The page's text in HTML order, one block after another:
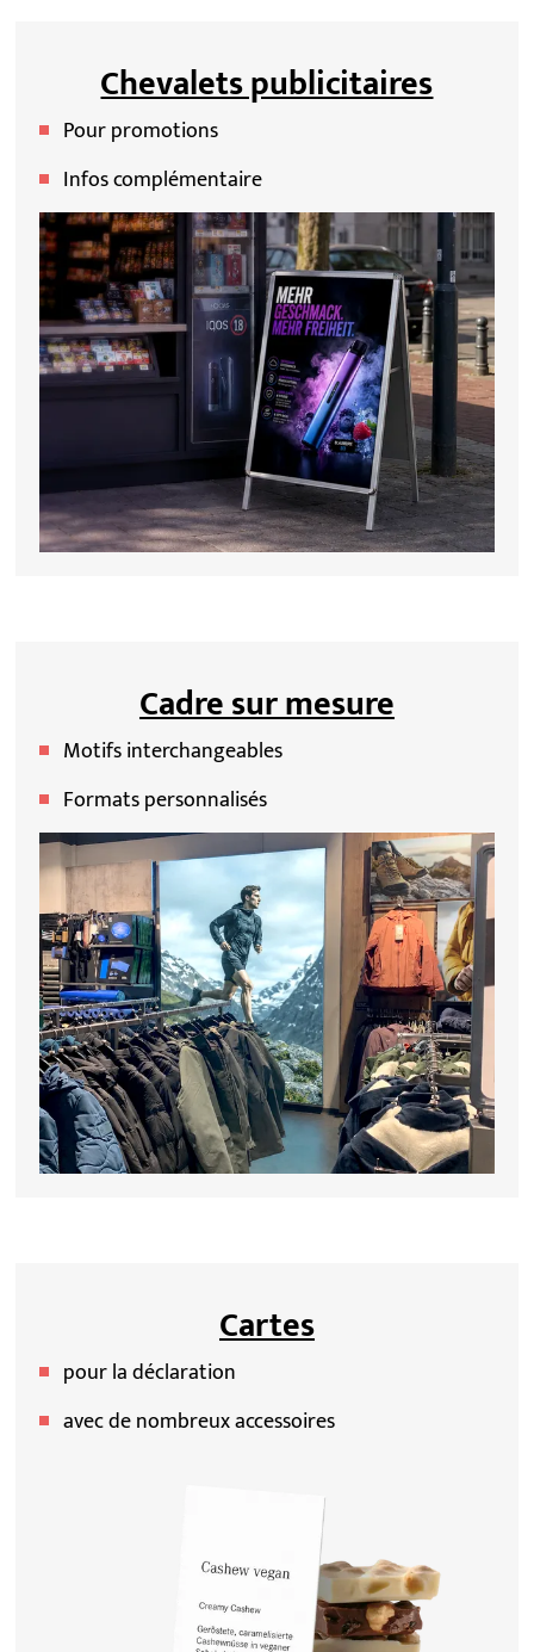
Chevalets publicitaires
Pour promotions
Infos complémentaire
Cadre sur mesure
Motifs interchangeables
Formats personnalisés
Cartes
pour la déclaration
avec de nombreux accessoires